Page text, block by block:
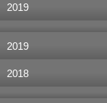
2019
2019
2018